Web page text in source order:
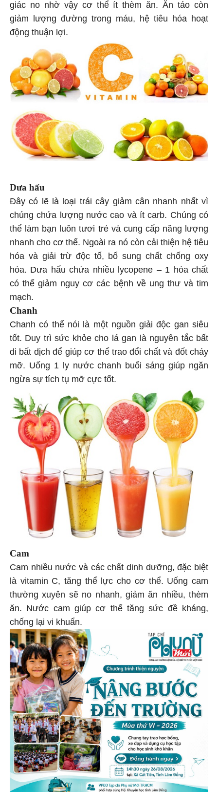
giác no nhờ vậy cơ thể ít thèm ăn. Ăn táo còn
giảm lượng đường trong máu, hệ tiêu hóa hoạt
động thuận lợi.
Dưa hấu
Đây có lẽ là loại trái cây giảm cân nhanh nhất vì
chúng chứa lượng nước cao và ít carb. Chúng có
thể làm bạn luôn tươi trẻ và cung cấp năng lượng
nhanh cho cơ thể. Ngoài ra nó còn cải thiện hệ tiêu
hóa và giải trừ độc tố, bổ sung chất chống oxy
hóa. Dưa hấu chứa nhiều lycopene – 1 hóa chất
có thể giảm nguy cơ các bệnh về ung thư và tim
mạch.
Chanh
Chanh có thể nói là một nguồn giải độc gan siêu
tốt. Duy trì sức khỏe cho lá gan là nguyên tắc bất
di bất dịch để giúp cơ thể trao đổi chất và đốt cháy
mỡ. Uống 1 ly nước chanh buổi sáng giúp ngăn
ngừa sự tích tụ mỡ cực tốt.
Cam
Cam nhiều nước và các chất dinh dưỡng, đặc biệt
là vitamin C, tăng thể lực cho cơ thể. Uống cam
thường xuyên sẽ no nhanh, giảm ăn nhiều, thèm
ăn. Nước cam giúp cơ thể tăng sức đề kháng,
chống lại vi khuẩn.